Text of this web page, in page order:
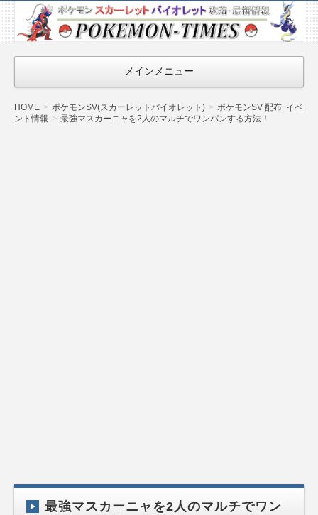
ポケモン最新
情報まとめ
『POKEMON-
TIMES』
メインメニュー
HOME ポケモンSV(スカーレットバイオレット)
ポケモンSV 配布･イベ
ント情報
最強マスカーニャを2人のマルチでワンパンする方法！
最強マスカーニャを2人のマルチでワン